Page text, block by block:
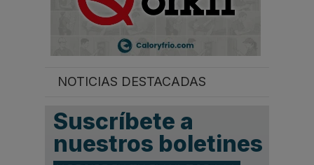
NOTICIAS DESTACADAS
Suscríbete a
nuestros boletines